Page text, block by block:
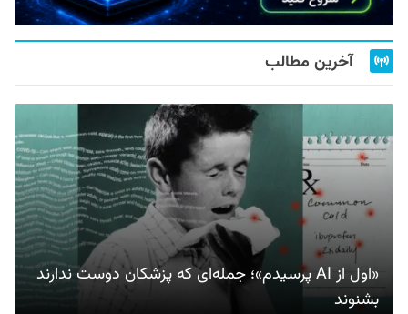
آخرین مطالب
«اول از AI پرسیدم»؛ جمله‌ای که پزشکان دوست ندارند
بشنوند